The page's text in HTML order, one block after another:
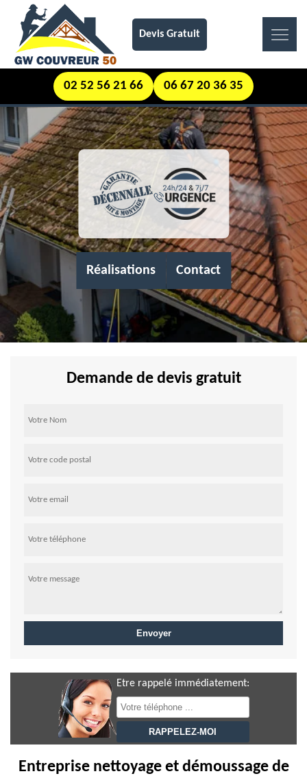
Devis Gratuit
02 52 56 21 66 06 67 20 36 35
Réalisations Contact
Demande de devis gratuit
Etre rappelé immédiatement:
Entreprise nettoyage et démoussage de